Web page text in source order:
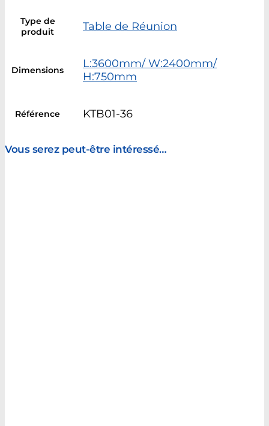
Type de
produit
Table de Réunion
Dimensions
L:3600mm/ W:2400mm/
H:750mm
Référence KTB01-36
Vous serez peut-être intéressé…